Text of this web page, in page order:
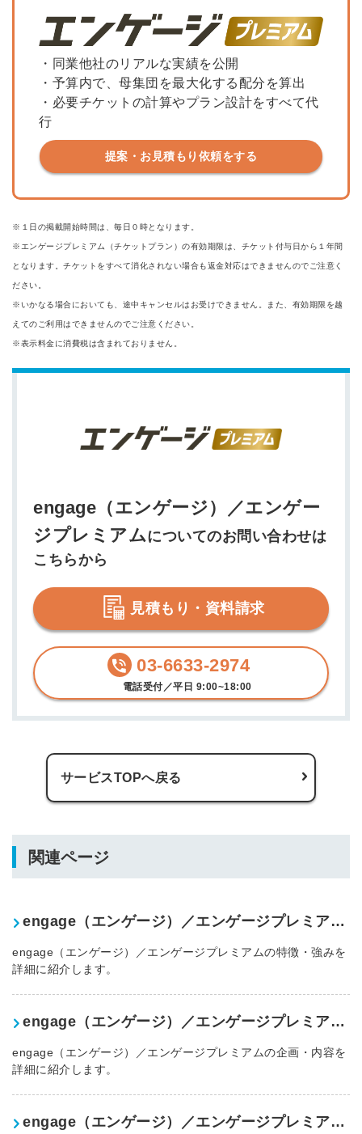
・同業他社のリアルな実績を公開
・予算内で、母集団を最大化する配分を算出
・必要チケットの計算やプラン設計をすべて代
行
提案・お見積もり依頼をする
※１日の掲載開始時間は、毎日０時となります。
※エンゲージプレミアム（チケットプラン）の有効期限は、チケット付与日から１年間
となります。チケットをすべて消化されない場合も返金対応はできませんのでご注意く
ださい。
※いかなる場合においても、途中キャンセルはお受けできません。また、有効期限を越
えてのご利用はできませんのでご注意ください。
※表示料金に消費税は含まれておりません。
engage（エンゲージ）／エンゲー
ジプレミアムについてのお問い合わせは
こちらから
見積もり・資料請求
03-6633-2974
電話受付／平日 9:00~18:00
サービスTOPへ戻る
関連ページ
engage（エンゲージ）／エンゲージプレミアムの特徴・強み
engage（エンゲージ）／エンゲージプレミアムの特徴・強みを
詳細に紹介します。
engage（エンゲージ）／エンゲージプレミアムの企画・内容
engage（エンゲージ）／エンゲージプレミアムの企画・内容を
詳細に紹介します。
engage（エンゲージ）／エンゲージプレミアムの料金